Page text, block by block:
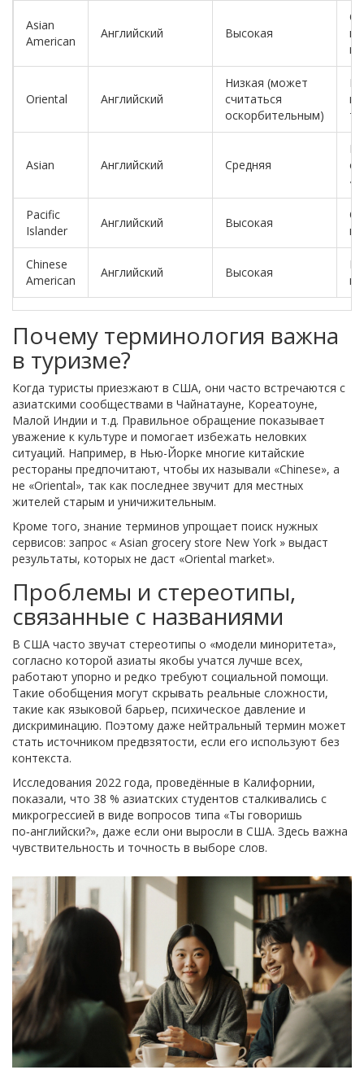
Asian
American
Английский Высокая
Oriental Английский
Низкая (может
считаться
оскорбительным)
Asian Английский Средняя
Pacific
Islander
Английский Высокая
Chinese
American
Английский Высокая
Почему терминология важна
в туризме?
Когда туристы приезжают в США, они часто встречаются с
азиатскими сообществами в Чайнатауне, Кореатоуне,
Малой Индии и т.д. Правильное обращение показывает
уважение к культуре и помогает избежать неловких
ситуаций. Например, в Нью-Йорке многие китайские
рестораны предпочитают, чтобы их называли «Chinese», а
не «Oriental», так как последнее звучит для местных
жителей старым и уничижительным.
Кроме того, знание терминов упрощает поиск нужных
сервисов: запрос « Asian grocery store New York » выдаст
результаты, которых не даст «Oriental market».
Проблемы и стереотипы,
связанные с названиями
В США часто звучат стереотипы о «модели миноритета»,
согласно которой азиаты якобы учатся лучше всех,
работают упорно и редко требуют социальной помощи.
Такие обобщения могут скрывать реальные сложности,
такие как языковой барьер, психическое давление и
дискриминацию. Поэтому даже нейтральный термин может
стать источником предвзятости, если его используют без
контекста.
Исследования 2022 года, проведённые в Калифорнии,
показали, что 38 % азиатских студентов сталкивались с
микрогрессией в виде вопросов типа «Ты говоришь
по‑английски?», даже если они выросли в США. Здесь важна
чувствительность и точность в выборе слов.